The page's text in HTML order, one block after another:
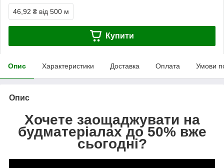
46,92 ₴ від 500 м
Купити
Опис Характеристики Доставка Оплата Умови
Опис
Хочете заощаджувати на
будматеріалах до 50% вже
сьогодні?